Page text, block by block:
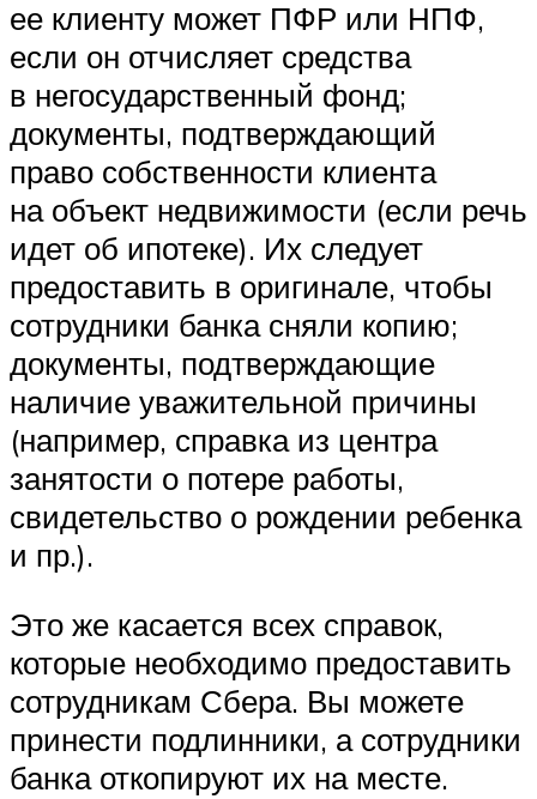
ее клиенту может ПФР или НПФ,
если он отчисляет средства
в негосударственный фонд;
документы, подтверждающий
право собственности клиента
на объект недвижимости (если речь
идет об ипотеке). Их следует
предоставить в оригинале, чтобы
сотрудники банка сняли копию;
документы, подтверждающие
наличие уважительной причины
(например, справка из центра
занятости о потере работы,
свидетельство о рождении ребенка
и пр.).
Это же касается всех справок,
которые необходимо предоставить
сотрудникам Сбера. Вы можете
принести подлинники, а сотрудники
банка откопируют их на месте.